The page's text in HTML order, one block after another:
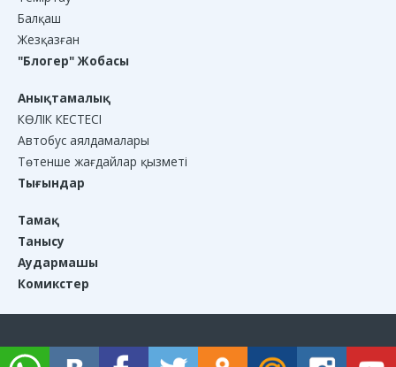
Балқаш
Жезқазған
"Блогер" Жобасы
Анықтамалық
КӨЛІК КЕСТЕСІ
Автобус аялдамалары
Төтенше жағдайлар қызметі
Тығындар
Тамақ
Танысу
Аудармашы
Комикстер